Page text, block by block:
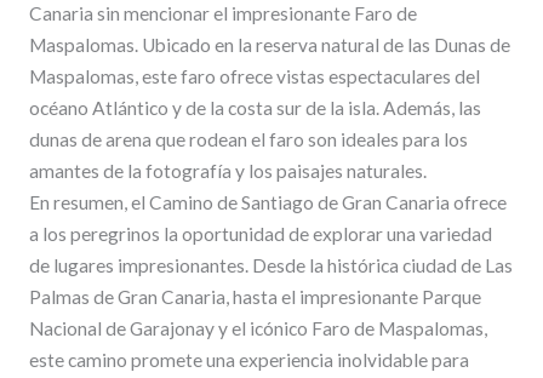
Canaria sin mencionar el impresionante Faro de
Maspalomas. Ubicado en la reserva natural de las Dunas de
Maspalomas, este faro ofrece vistas espectaculares del
océano Atlántico y de la costa sur de la isla. Además, las
dunas de arena que rodean el faro son ideales para los
amantes de la fotografía y los paisajes naturales.
En resumen, el Camino de Santiago de Gran Canaria ofrece
a los peregrinos la oportunidad de explorar una variedad
de lugares impresionantes. Desde la histórica ciudad de Las
Palmas de Gran Canaria, hasta el impresionante Parque
Nacional de Garajonay y el icónico Faro de Maspalomas,
este camino promete una experiencia inolvidable para